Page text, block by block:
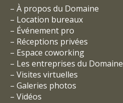
– À propos du Domaine
– Location bureaux
– Événement pro
– Réceptions privées
– Espace coworking
– Les entreprises du Domaine
– Visites virtuelles
– Galeries photos
– Vidéos